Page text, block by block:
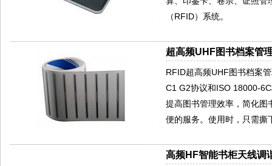
（RFID）系统。
超高频UHF图书档案管
RFID超高频UHF图书档案
C1 G2协议和ISO 18000-
提高图书管理效率，简化图
便的服务。使用时，只需撕
高频HF智能书柜天线调